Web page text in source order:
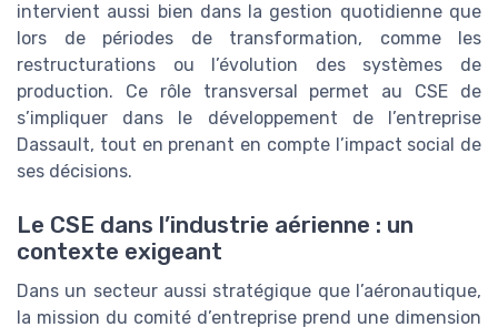
intervient aussi bien dans la gestion quotidienne que
lors de périodes de transformation, comme les
restructurations ou l’évolution des systèmes de
production. Ce rôle transversal permet au CSE de
s’impliquer dans le développement de l’entreprise
Dassault, tout en prenant en compte l’impact social de
ses décisions.
Le CSE dans l’industrie aérienne : un
contexte exigeant
Dans un secteur aussi stratégique que l’aéronautique,
la mission du comité d’entreprise prend une dimension